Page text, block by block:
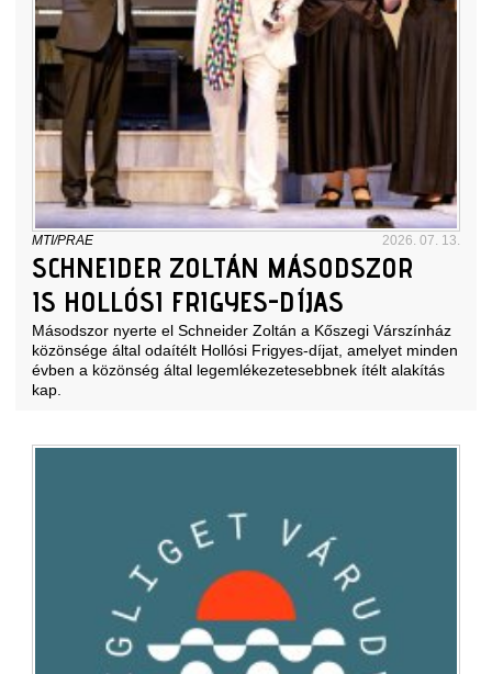
MTI/PRAE 2026. 07. 13.
SCHNEIDER ZOLTÁN MÁSODSZOR
IS HOLLÓSI FRIGYES-DÍJAS
Másodszor nyerte el Schneider Zoltán a Kőszegi Várszínház
közönsége által odaítélt Hollósi Frigyes-díjat, amelyet minden
évben a közönség által legemlékezetesebbnek ítélt alakítás
kap.